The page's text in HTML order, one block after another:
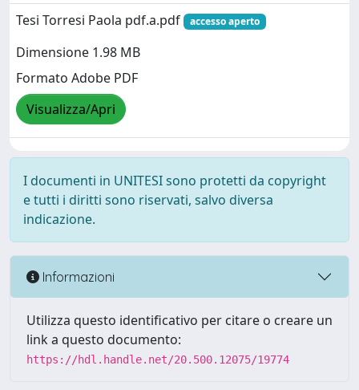
Tesi Torresi Paola pdf.a.pdf
accesso aperto
Dimensione 1.98 MB
Formato Adobe PDF
Visualizza/Apri
I documenti in UNITESI sono protetti da copyright
e tutti i diritti sono riservati, salvo diversa
indicazione.
Informazioni
Utilizza questo identificativo per citare o creare un
link a questo documento:
https://hdl.handle.net/20.500.12075/19774